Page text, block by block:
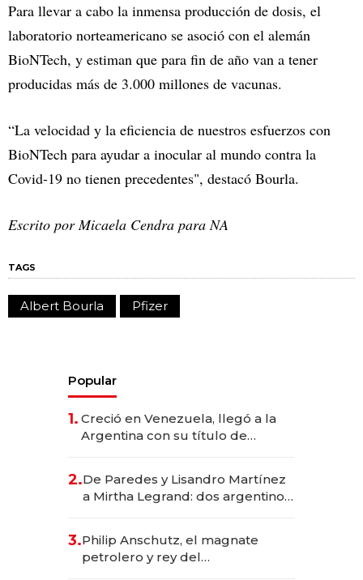
Para llevar a cabo la inmensa producción de dosis, el
laboratorio norteamericano se asoció con el alemán
BioNTech, y estiman que para fin de año van a tener
producidas más de 3.000 millones de vacunas.
“La velocidad y la eficiencia de nuestros esfuerzos con
BioNTech para ayudar a inocular al mundo contra la
Covid-19 no tienen precedentes", destacó Bourla.
Escrito por Micaela Cendra para NA
TAGS
Albert Bourla Pfizer
Popular
1. Creció en Venezuela, llegó a la
Argentina con su título de
las marcas "fast premium"
2.De Paredes y Lisandro Martínez
a Mirtha Legrand: dos argentinos
3.Philip Anschutz, el magnate
petrolero y rey del